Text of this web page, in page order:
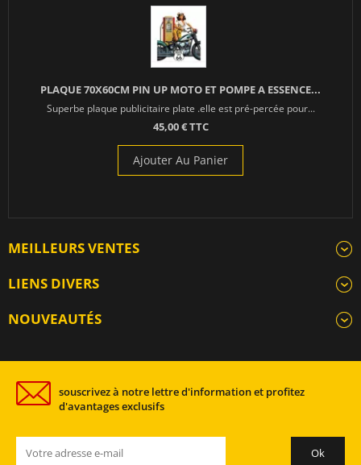
PLAQUE 70X60CM PIN UP MOTO ET POMPE A ESSENCE...
Superbe plaque publicitaire plate .elle est pré-percée pour...
45,00 € TTC
Ajouter Au Panier
MEILLEURS VENTES
LIENS DIVERS
NOUVEAUTÉS
souscrivez à notre lettre d'information et profitez
d'avantages exclusifs